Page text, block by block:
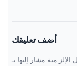
أضف تعليقك